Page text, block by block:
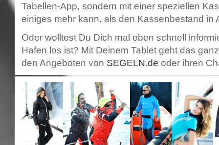
Tabellen-App, sondern mit einer speziellen
einiges mehr kann, als den Kassenbestand in
Oder wolltest Du Dich mal eben schnell
Hafen los ist? Mit Deinem Tablet geht das
den Angeboten von SEGELN.de oder ihren